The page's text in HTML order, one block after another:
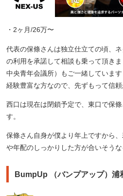
・2ヶ月/26万〜
代表の保條さんは独立仕立ての頃、
の利用を承諾して相談も乗って頂き
中央青年会議所）もご一緒していま
経験豊富な方なので、先ずもって信頼
西口は現在は閉鎖予定で、東口で保
す。
保條さん自身が僕より年上ですから
や年配のしっかりした方が合いそうな
BumpUp （バンプアップ）浦